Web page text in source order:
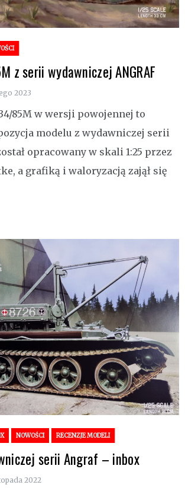
z serii wydawniczej ANGRAF
2023
85M w wersji powojennej to
modelu z wydawniczej serii
opracowany w skali 1:25 przez
a grafiką i waloryzacją zajął się
NOWOŚCI RECENZJE MODELI
serii Angraf – inbox
2022